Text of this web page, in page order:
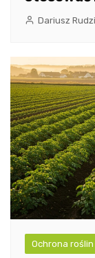
Dariusz
Ochrona roślin